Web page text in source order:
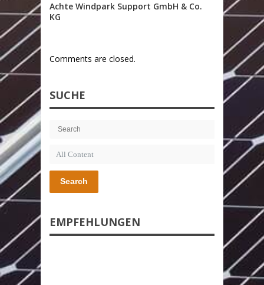
Achte Windpark Support GmbH & Co.
KG
Comments are closed.
SUCHE
Search
EMPFEHLUNGEN